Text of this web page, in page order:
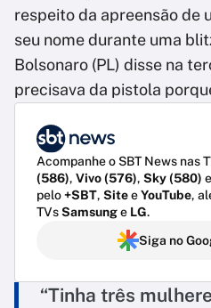
respeito da apreensão de
seu nome durante uma
Bolsonaro (PL) disse na
precisava da pistola
Acompanhe o SBT News nas
(586), Vivo (576), Sky (580) e
pelo+SBT, SiteeYouTube,
TVsSamsunge LG.
Siga no
“Tinha três